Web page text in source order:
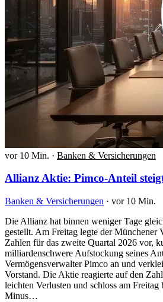
vor 10 Min. · Banken & Versicherungen
Allianz Aktie: Pimco-Anteil
Banken & Versicherungen · vor 10 Min.
Die Allianz hat binnen weniger Tage
gestellt. Am Freitag legte der Münchener
Zahlen für das zweite Quartal 2026 vor,
milliardenschwere Aufstockung seines
Vermögensverwalter Pimco an und
Vorstand. Die Aktie reagierte auf den
leichten Verlusten und schloss am
Minus…